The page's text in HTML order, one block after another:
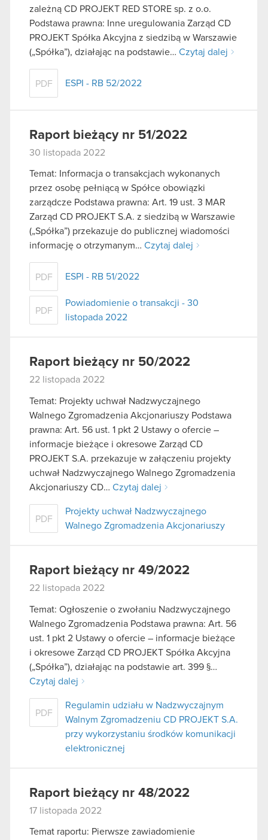
zależną CD PROJEKT RED STORE sp. z o.o.
Podstawa prawna: Inne uregulowania Zarząd CD
PROJEKT Spółka Akcyjna z siedzibą w Warszawie
(„Spółka”), działając na podstawie… Czytaj dalej
PDF ESPI - RB 52/2022
Raport bieżący nr 51/2022
30 listopada 2022
Temat: Informacja o transakcjach wykonanych
przez osobę pełniącą w Spółce obowiązki
zarządcze Podstawa prawna: Art. 19 ust. 3 MAR
Zarząd CD PROJEKT S.A. z siedzibą w Warszawie
(„Spółka”) przekazuje do publicznej wiadomości
informację o otrzymanym… Czytaj dalej
PDF ESPI - RB 51/2022
PDF
Powiadomienie o transakcji - 30
listopada 2022
Raport bieżący nr 50/2022
22 listopada 2022
Temat: Projekty uchwał Nadzwyczajnego
Walnego Zgromadzenia Akcjonariuszy Podstawa
prawna: Art. 56 ust. 1 pkt 2 Ustawy o ofercie –
informacje bieżące i okresowe Zarząd CD
PROJEKT S.A. przekazuje w załączeniu projekty
uchwał Nadzwyczajnego Walnego Zgromadzenia
Akcjonariuszy CD… Czytaj dalej
PDF
Projekty uchwał Nadzwyczajnego
Walnego Zgromadzenia Akcjonariuszy
Raport bieżący nr 49/2022
22 listopada 2022
Temat: Ogłoszenie o zwołaniu Nadzwyczajnego
Walnego Zgromadzenia Podstawa prawna: Art. 56
ust. 1 pkt 2 Ustawy o ofercie – informacje bieżące
i okresowe Zarząd CD PROJEKT Spółka Akcyjna
(„Spółka”), działając na podstawie art. 399 §…
Czytaj dalej
PDF
Regulamin udziału w Nadzwyczajnym
Walnym Zgromadzeniu CD PROJEKT S.A.
przy wykorzystaniu środków komunikacji
elektronicznej
Raport bieżący nr 48/2022
17 listopada 2022
Temat raportu: Pierwsze zawiadomienie